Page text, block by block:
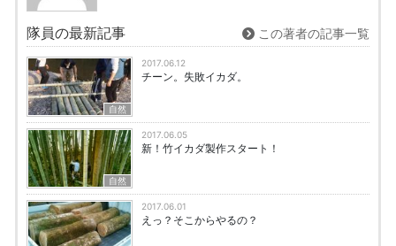
隊員の最新記事 この著者の記事一覧
自然
2017.06.12
チーン。失敗イカダ。
自然
2017.06.05
新！竹イカダ製作スタート！
2017.06.01
えっ？そこからやるの？